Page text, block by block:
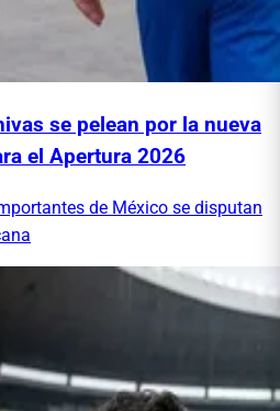
se pelean por la nueva
el Apertura 2026
de México se disputan